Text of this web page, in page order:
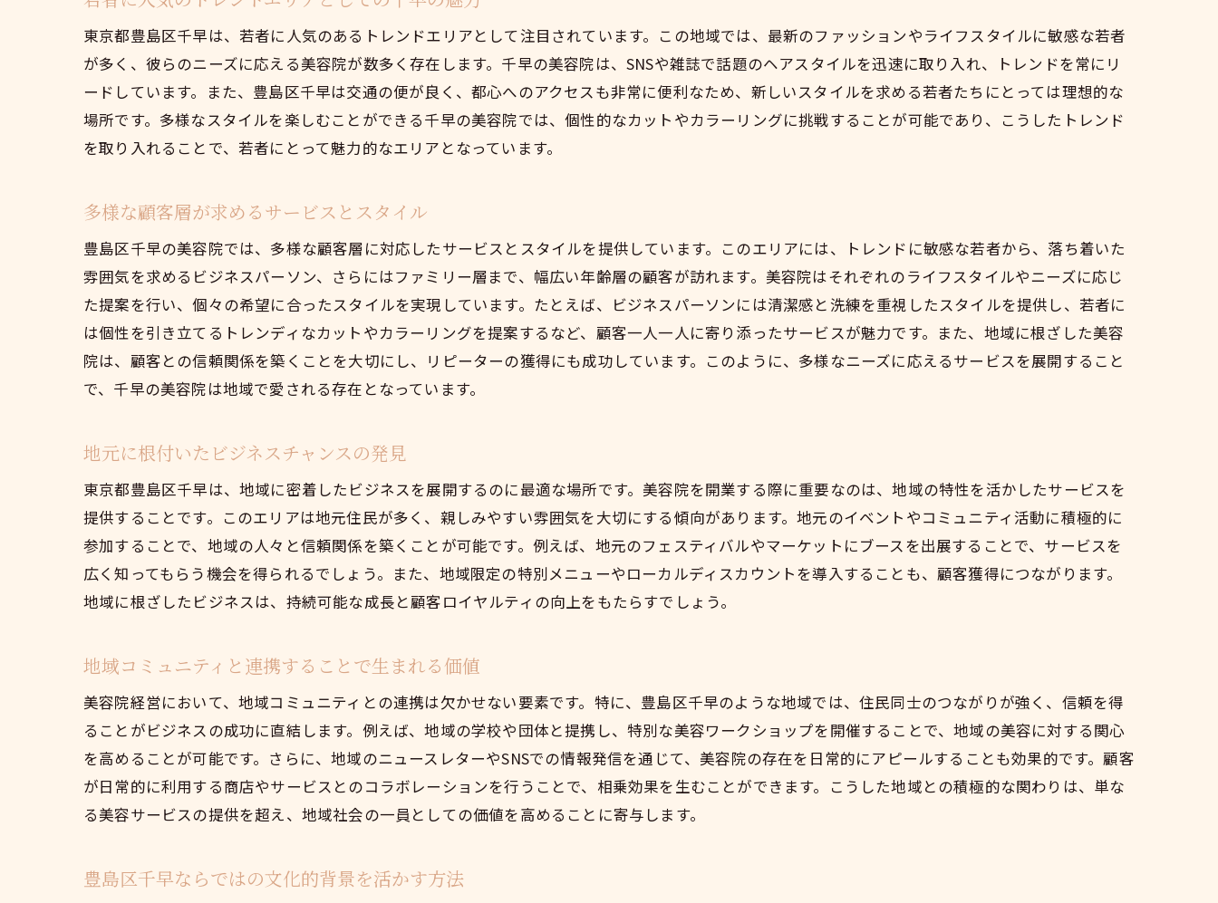
独自のサービスを打ち出す差別化戦略
顧客満足度を高めるためのコミュニケーション術
地域密着型のプロモーション活動の実施
地域イベントを活用した集客方法の提案
フィードバックを活用したサービス改善
地元住民との関係構築がもたらす安定的な顧客基盤
地域経済の活性化に寄与するビジネスモデル
千早の特性を活かした店舗コンセプトの作り方
地元の流行を取り入れることの重要性
豊島区千早で美容院を開業する際の注意点
人材募集と育成におけるポイント
長期的な経営を見据えた資金計画の策定
地域特有のリスクを回避する方法
顧客トラブルを防ぐための対応策
東京都豊島区千早で顧客を惹きつける美容院戦略
顧客が求めるトレンドを常に把握する方法
予約システムを活用した利便性の向上
口コミを促すためのサービスの提供
リピーターを増やすための施策
オンラインプレゼンスを強化するメリット
最新の美容トレンドを学べるセミナーの活用
東京都豊島区千早は、若者に人気のあるトレンドエリアとして注目されています。この地域では、最新のファッションやライフスタイルに敏感な若者
が多く、彼らのニーズに応える美容院が数多く存在します。千早の美容院は、SNSや雑誌で話題のヘアスタイルを迅速に取り入れ、トレンドを常にリ
ードしています。また、豊島区千早は交通の便が良く、都心へのアクセスも非常に便利なため、新しいスタイルを求める若者たちにとっては理想的な
場所です。多様なスタイルを楽しむことができる千早の美容院では、個性的なカットやカラーリングに挑戦することが可能であり、こうしたトレンド
を取り入れることで、若者にとって魅力的なエリアとなっています。
多様な顧客層が求めるサービスとスタイル
豊島区千早の美容院では、多様な顧客層に対応したサービスとスタイルを提供しています。このエリアには、トレンドに敏感な若者から、落ち着いた
雰囲気を求めるビジネスパーソン、さらにはファミリー層まで、幅広い年齢層の顧客が訪れます。美容院はそれぞれのライフスタイルやニーズに応じ
た提案を行い、個々の希望に合ったスタイルを実現しています。たとえば、ビジネスパーソンには清潔感と洗練を重視したスタイルを提供し、若者に
は個性を引き立てるトレンディなカットやカラーリングを提案するなど、顧客一人一人に寄り添ったサービスが魅力です。また、地域に根ざした美容
院は、顧客との信頼関係を築くことを大切にし、リピーターの獲得にも成功しています。このように、多様なニーズに応えるサービスを展開すること
で、千早の美容院は地域で愛される存在となっています。
地元に根付いたビジネスチャンスの発見
東京都豊島区千早は、地域に密着したビジネスを展開するのに最適な場所です。美容院を開業する際に重要なのは、地域の特性を活かしたサービスを
提供することです。このエリアは地元住民が多く、親しみやすい雰囲気を大切にする傾向があります。地元のイベントやコミュニティ活動に積極的に
参加することで、地域の人々と信頼関係を築くことが可能です。例えば、地元のフェスティバルやマーケットにブースを出展することで、サービスを
広く知ってもらう機会を得られるでしょう。また、地域限定の特別メニューやローカルディスカウントを導入することも、顧客獲得につながります。
地域に根ざしたビジネスは、持続可能な成長と顧客ロイヤルティの向上をもたらすでしょう。
地域コミュニティと連携することで生まれる価値
美容院経営において、地域コミュニティとの連携は欠かせない要素です。特に、豊島区千早のような地域では、住民同士のつながりが強く、信頼を得
ることがビジネスの成功に直結します。例えば、地域の学校や団体と提携し、特別な美容ワークショップを開催することで、地域の美容に対する関心
を高めることが可能です。さらに、地域のニュースレターやSNSでの情報発信を通じて、美容院の存在を日常的にアピールすることも効果的です。顧客
が日常的に利用する商店やサービスとのコラボレーションを行うことで、相乗効果を生むことができます。こうした地域との積極的な関わりは、単な
る美容サービスの提供を超え、地域社会の一員としての価値を高めることに寄与します。
豊島区千早ならではの文化的背景を活かす方法